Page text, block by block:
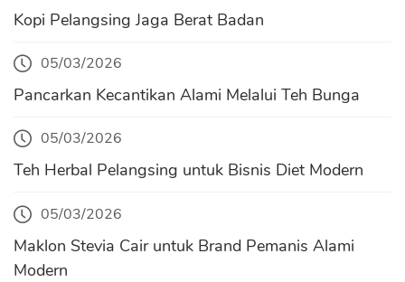
Kopi Pelangsing Jaga Berat Badan
05/03/2026
Pancarkan Kecantikan Alami Melalui Teh Bunga
05/03/2026
Teh Herbal Pelangsing untuk Bisnis Diet Modern
05/03/2026
Maklon Stevia Cair untuk Brand Pemanis Alami
Modern